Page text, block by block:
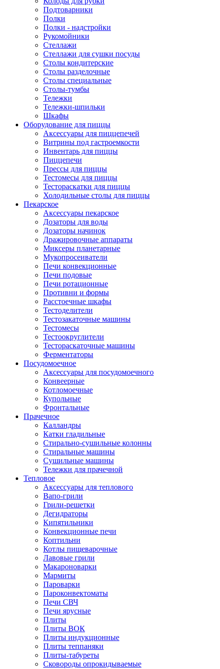
Подтоварники
Полки
Полки - надстройки
Рукомойники
Стеллажи
Стеллажи для сушки посуды
Столы кондитерские
Столы разделочные
Столы специальные
Столы-тумбы
Тележки
Тележки-шпильки
Шкафы
Оборудование для пиццы
Аксессуары для пиццепечей
Витрины под гастроемкости
Инвентарь для пиццы
Пиццепечи
Прессы для пиццы
Тестомесы для пиццы
Тестораскатки для пиццы
Холодильные столы для пиццы
Пекарское
Аксессуары пекарское
Дозаторы для воды
Дозаторы начинок
Дражировочные аппараты
Миксеры планетарные
Мукопросеиватели
Печи конвекционные
Печи подовые
Печи ротационные
Противни и формы
Расстоечные шкафы
Тестоделители
Тестозакаточные машины
Тестомесы
Тестоокруглители
Тестораскаточные машины
Ферментаторы
Посудомоечное
Аксессуары для посудомоечного
Конвеерные
Котломоечные
Купольные
Фронтальные
Прачечное
Калландры
Катки гладильные
Стирально-сушильные колонны
Стиральные машины
Сушильные машины
Тележки для прачечной
Тепловое
Аксессуары для теплового
Вапо-грили
Грили-решетки
Дегидраторы
Кипятильники
Конвекционные печи
Коптильни
Котлы пищеварочные
Лавовые грили
Макароноварки
Мармиты
Пароварки
Пароконвектоматы
Печи СВЧ
Печи ярусные
Плиты
Плиты ВОК
Плиты индукционные
Плиты теппаняки
Плиты-табуреты
Сковороды опрокидываемые